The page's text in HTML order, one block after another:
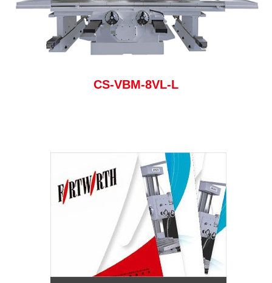
CS-VBM-8VL-L